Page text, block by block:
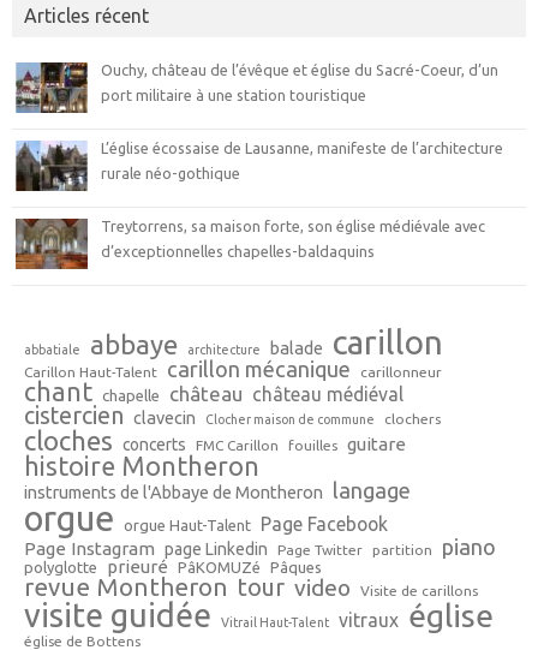
Articles récent
Ouchy, château de l’évêque et église du Sacré-Coeur, d’un
port militaire à une station touristique
L’église écossaise de Lausanne, manifeste de l’architecture
rurale néo-gothique
Treytorrens, sa maison forte, son église médiévale avec
d’exceptionnelles chapelles-baldaquins
abbatiale abbaye architecture balade carillon
Carillon Haut-Talent carillon mécanique carillonneur
chant chapelle château château médiéval
cistercien clavecin Clocher maison de commune clochers
cloches concerts FMC Carillon fouilles guitare
histoire Montheron
instruments de l'Abbaye de Montheron langage
orgue orgue Haut-Talent Page Facebook
Page Instagram page Linkedin Page Twitter partition piano
polyglotte prieuré PâKOMUZé Pâques
revue Montheron tour video Visite de carillons
visite guidée Vitrail Haut-Talent vitraux église
église de Bottens